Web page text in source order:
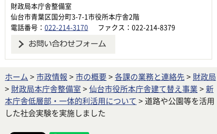
財政局本庁舎整備室
仙台市青葉区国分町3-7-1市役所本庁舎2階
電話番号： 022-214-3170 ファクス：022-214-8379
ホーム >市政情報 >市の概要>各課の業務と連絡先> 財政局
> 財政局本庁舎整備室 >仙台市役所本庁舎建て替え事業 >新
本庁舎低層部・一体的利活用について > 道路や公園等を活用
した社会実験を実施しました